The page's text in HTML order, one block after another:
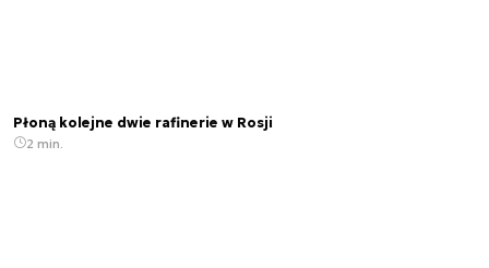
Płoną kolejne dwie rafinerie w Rosji
2 min.